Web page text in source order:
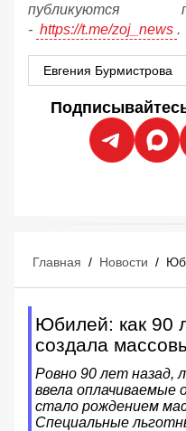
- https://t.me/zoj_news .
Евгения Бурмистрова
Главная / Новости /
Юбилей: как 90
создала
Ровно 90 лет назад,
ввела оплачиваемые
стало рождением
Специальные